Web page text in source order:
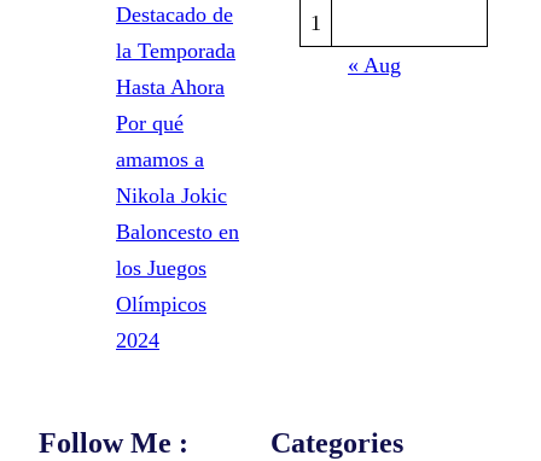
Destacado de
la Temporada
Hasta Ahora
Por qué
amamos a
Nikola Jokic
Baloncesto en
los Juegos
Olímpicos
2024
1
« Aug
Follow Me : Categories